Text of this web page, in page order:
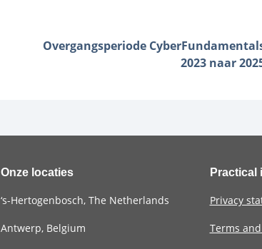
Overgangsperiode
2023 naar
Onze locaties
‘s-Hertogenbosch, The Netherlands
Antwerp, Belgium
Practical
Privacy
Terms